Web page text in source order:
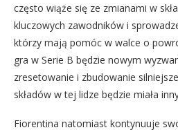
często wiąże się ze zmianami w
kluczowych zawodników i
którzy mają pomóc w walce o
gra w Serie B będzie nowym
zresetowanie i zbudowanie
składów w tej lidze będzie miała
Fiorentina natomiast kontynuuje